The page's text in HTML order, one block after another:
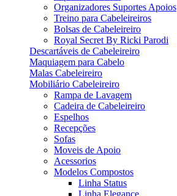
Organizadores Suportes Apoios
Treino para Cabeleireiros
Bolsas de Cabeleireiro
Royal Secret By Ricki Parodi
Descartáveis de Cabeleireiro
Maquiagem para Cabelo
Malas Cabeleireiro
Mobiliário Cabeleireiro
Rampa de Lavagem
Cadeira de Cabeleireiro
Espelhos
Recepções
Sofas
Moveis de Apoio
Acessorios
Modelos Compostos
Linha Status
Linha Elegance